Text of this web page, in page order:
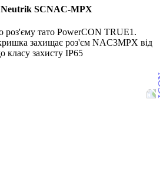
SCNAC-MPX
роз'єму тато PowerCON TRUE1.
захищає роз'єм NAC3MPX від
класу захисту IP65